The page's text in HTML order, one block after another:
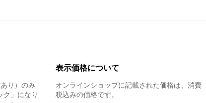
り）のみ
ク」になり
表示価格について
オンラインショップに記載された価格は、消費
税込みの価格です。